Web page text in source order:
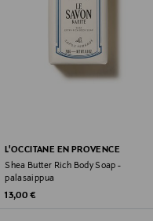
L'OCCITANE EN PROVENCE
Shea Butter Rich Body Soap -
palasaippua
Original Price
13,00 €